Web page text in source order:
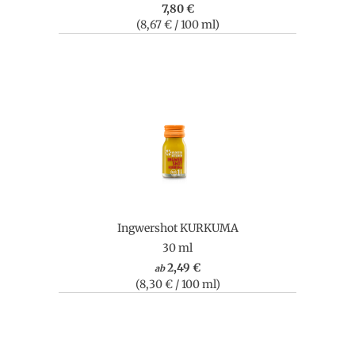
7,80 €
(8,67 € / 100 ml)
Ingwershot KURKUMA
30 ml
ab 2,49 €
(8,30 € / 100 ml)